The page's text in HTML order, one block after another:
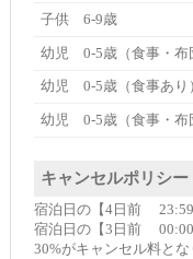
子供 6-9歳
幼児 0-5歳（食事・布
幼児 0-5歳（食事あり
幼児 0-5歳（食事・布
キャンセルポリシー
宿泊日の【4日前 23:59
宿泊日の【3日前 00:00
30%がキャンセル料とな